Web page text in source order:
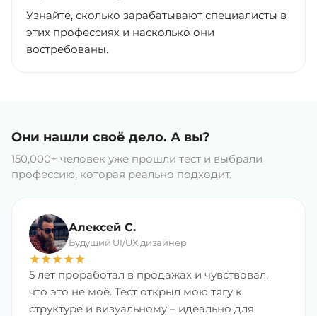
Узнайте, сколько зарабатывают специалисты в
этих профессиях и насколько они
востребованы.
Они нашли своё дело. А вы?
150,000+ человек уже прошли тест и выбрали
профессию, которая реально подходит.
Алексей С.
Будущий UI/UX дизайнер
star star star star star
5 лет проработал в продажах и чувствовал,
что это не моё. Тест открыл мою тягу к
структуре и визуальному – идеально для